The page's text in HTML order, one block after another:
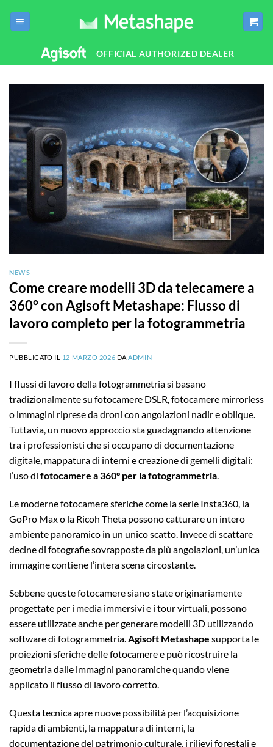
OFFICIAL AUTHORIZED DEALER
NEWS
Come creare modelli 3D da telecamere a
360° con Agisoft Metashape: Flusso di
lavoro completo per la fotogrammetria
PUBBLICATO IL 12 MARZO 2026 DAADMIN
I flussi di lavoro della fotogrammetria si basano
tradizionalmente su fotocamere DSLR, fotocamere mirrorless
o immagini riprese da droni con angolazioni nadir e oblique.
Tuttavia, un nuovo approccio sta guadagnando attenzione
tra i professionisti che si occupano di documentazione
digitale, mappatura di interni e creazione di gemelli digitali:
l’uso di fotocamere a 360° per la fotogrammetria.
Le moderne fotocamere sferiche come la serie Insta360, la
GoPro Max o la Ricoh Theta possono catturare un intero
ambiente panoramico in un unico scatto. Invece di scattare
decine di fotografie sovrapposte da più angolazioni, un’unica
immagine contiene l’intera scena circostante.
Sebbene queste fotocamere siano state originariamente
progettate per i media immersivi e i tour virtuali, possono
essere utilizzate anche per generare modelli 3D utilizzando
software di fotogrammetria.Agisoft Metashape supporta le
proiezioni sferiche delle fotocamere e può ricostruire la
geometria dalle immagini panoramiche quando viene
applicato il flusso di lavoro corretto.
Questa tecnica apre nuove possibilità per l’acquisizione
rapida di ambienti, la mappatura di interni, la
documentazione del patrimonio culturale, i rilievi forestali e